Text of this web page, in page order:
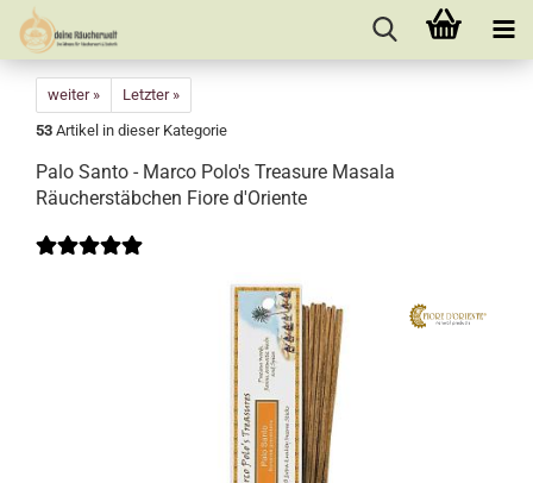
weiter »
Letzter »
53 Artikel in dieser Kategorie
Palo Santo - Marco Polo's Treasure Masala
Räucherstäbchen Fiore d'Oriente